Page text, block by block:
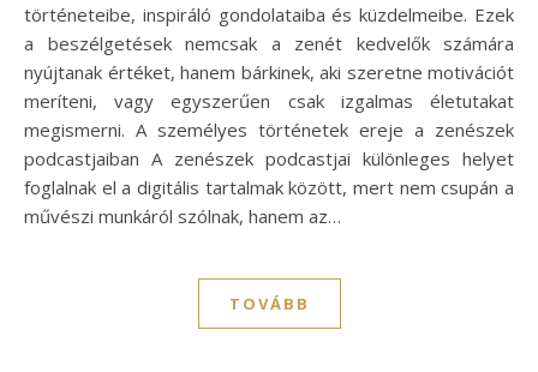
történeteibe, inspiráló gondolataiba és küzdelmeibe. Ezek
a beszélgetések nemcsak a zenét kedvelők számára
nyújtanak értéket, hanem bárkinek, aki szeretne motivációt
meríteni, vagy egyszerűen csak izgalmas életutakat
megismerni. A személyes történetek ereje a zenészek
podcastjaiban A zenészek podcastjai különleges helyet
foglalnak el a digitális tartalmak között, mert nem csupán a
művészi munkáról szólnak, hanem az…
TOVÁBB